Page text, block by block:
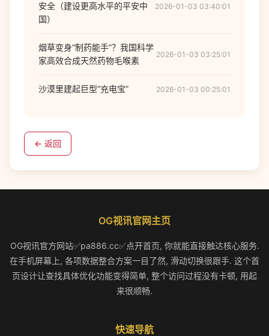
安全（建设更高水平的平安中
国）
2026-01-03 03:40:01
烟草变身“制药能手”？我国科学
家高效合成天然药物毛喉素
2026-01-03 03:25:01
沙漠里建起巨型“充电宝” 2026-01-03 00:25:01
← 返回
OG视讯官网主页
OG视讯官方网站✅pa886.cc✅点开首页, 你就能直接触达核心服务.
在手机屏幕上, 各项数据整合方案一目了然, 滑动切换很跟手. 这个首
页设计让查找具体优化功能变得简单, 整个访问过程没有卡顿, 用起
来很顺畅.
快速导航